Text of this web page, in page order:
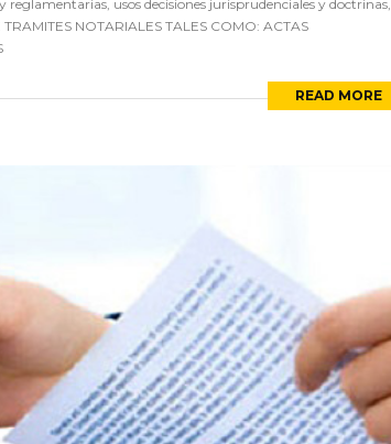
usos decisiones jurisprudenciales y doctrinas,
NOTARIALES TALES COMO: ACTAS
READ MORE